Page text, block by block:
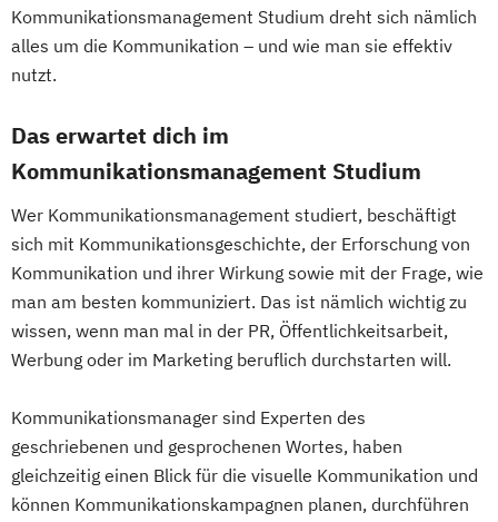
Kommunikationsmanagement Studium dreht sich nämlich
alles um die Kommunikation – und wie man sie effektiv
nutzt.
Das erwartet dich im
Kommunikationsmanagement Studium
Wer Kommunikationsmanagement studiert, beschäftigt
sich mit Kommunikationsgeschichte, der Erforschung von
Kommunikation und ihrer Wirkung sowie mit der Frage, wie
man am besten kommuniziert. Das ist nämlich wichtig zu
wissen, wenn man mal in der PR, Öffentlichkeitsarbeit,
Werbung oder im Marketing beruflich durchstarten will.
Kommunikationsmanager sind Experten des
geschriebenen und gesprochenen Wortes, haben
gleichzeitig einen Blick für die visuelle Kommunikation und
können Kommunikationskampagnen planen, durchführen